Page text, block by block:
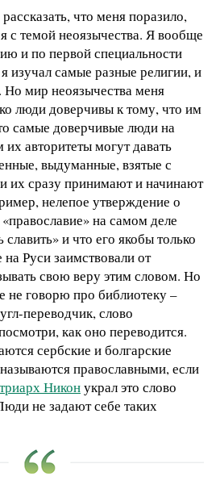
что меня поразило,
с темой неоязычества. Я вообще
и по первой специальности
изучал самые разные религии, и
Но мир неоязычества меня
люди доверчивы к тому, что им
самые доверчивые люди на
авторитеты могут давать
выдуманные, взятые с
их сразу принимают и начинают
нелепое утверждение о
на самом деле
и что его якобы только
Руси заимствовали от
свою веру этим словом. Но
не говорю про библиотеку –
переводчик, слово
как оно переводится.
сербские и болгарские
православными, если
Никонукрал это слово
не задают себе таких